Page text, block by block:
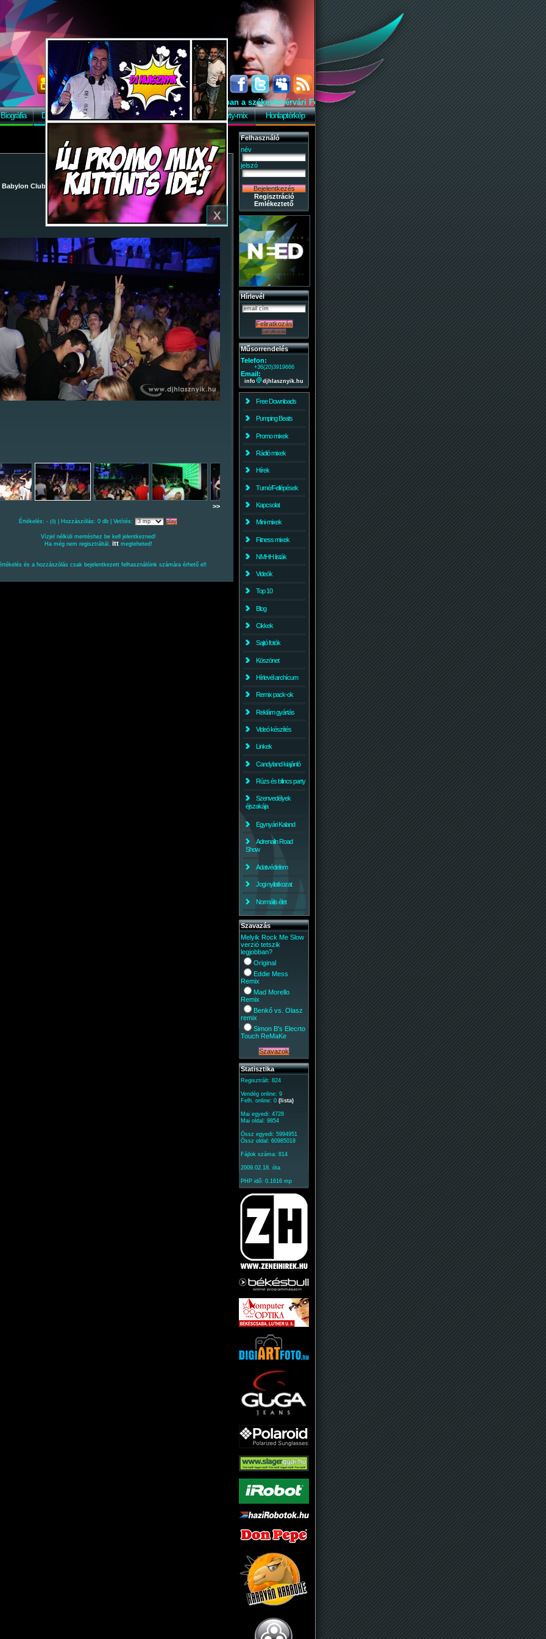
X
Ebben a pillanatban a székesfehérvári Fehérvár Rádióban hallgathatod a Party-mixet.
Biográfia Discográfia Képek Letöltés Vendégkönyv Party-mix Honlaptérkép
Babylon Club /2009-09-22 - KÖZGÉ Feli-City Paty/ 26
>>
Értékelés: - (0) | Hozzászólás: 0 db | Vetítés:
Vízjel nélküli mentéshez be kell jelentkezned!
Ha még nem regisztráltál, ittmegteheted!
és a hozzászólás csak bejelentkezett felhasználóink számára érhető el!
Felhasználó
név
jelszó
Regisztráció
Emlékeztető
Hírlevél
Műsorrendelés
Telefon:
+36(20)3919666
Email:
info djhlasznyik.hu
Free Downloads
Pumping Beats
Promo mixek
Rádió mixek
Hírek
Turné/Fellépések
Kapcsolat
Mini-mixek
Fitness mixek
NMHH listák
Videók
Top 10
Blog
Cikkek
Sajtó fotók
Köszönet
Hírlevél archícum
Remix pack-ok
Reklám gyártás
Videó készítés
Linkek
Candyland kiajánló
Rúzs és bilincs party
Szenvedélyek
éjszakája
Egynyári Kaland
Adrenalin Road
Show
Adatvédelem
Jogi nyilatkozat
Normális élet
Szavazás
Melyik Rock Me Slow
verzió tetszik
legjobban?
Original
Eddie Mess
Remix
Mad Morello
Remix
Benkő vs. Olasz
remix
Simon B's Elecrto
Touch ReMaKe
Statisztika
Regisztrált: 824
Vendég online: 9
Felh. online: 0 (lista)
Mai egyedi: 4728
Mai oldal: 9854
Össz egyedi: 5994951
Össz oldal: 60985018
Fájlok száma: 814
2009.02.18. óta
PHP idő: 0.1616 mp